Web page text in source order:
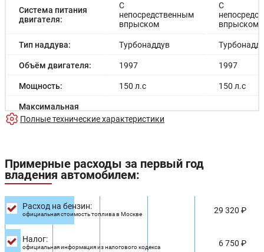
Система питания
двигателя:
С
непосредственным
впрыском
С
впрыском
Тип наддува: Турбонаддув
Объём двигателя: 1997 1997
Мощность: 150 л.с 150 л.с
Максимальная
мощность
электродвигателя:
-
Запас хода на
электричестве:
-
Время зарядки:
Время зарядки
(быстрая):
Разгон до 100км/
Полные технические характеристики
Примерные расходы за первый год
владения автомобилем:
Расход на бензин:
официальная стоимость топлива в Москве 29 320 ₽
Налог:
официальная информация из налогового кодекса 6 750 ₽